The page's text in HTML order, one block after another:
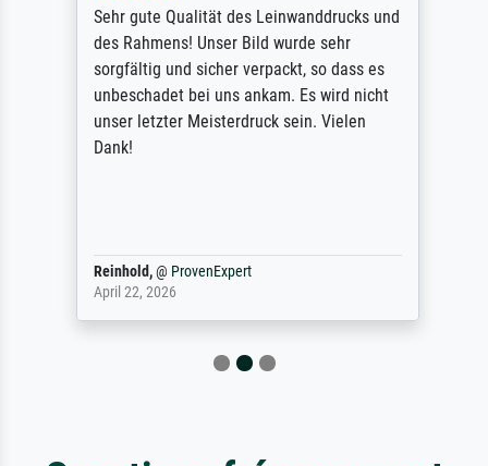
Sehr gute Qualität des Leinwanddrucks und
des Rahmens! Unser Bild wurde sehr
sorgfältig und sicher verpackt, so dass es
unbeschadet bei uns ankam. Es wird nicht
unser letzter Meisterdruck sein. Vielen
Dank!
Reinhold,@ ProvenExpert
April 22, 2026